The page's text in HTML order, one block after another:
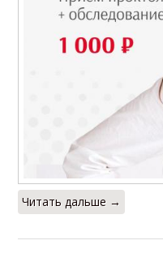
Читать дальше →